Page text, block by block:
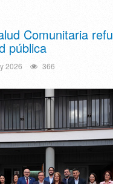
Comunitaria
pública
2026 366